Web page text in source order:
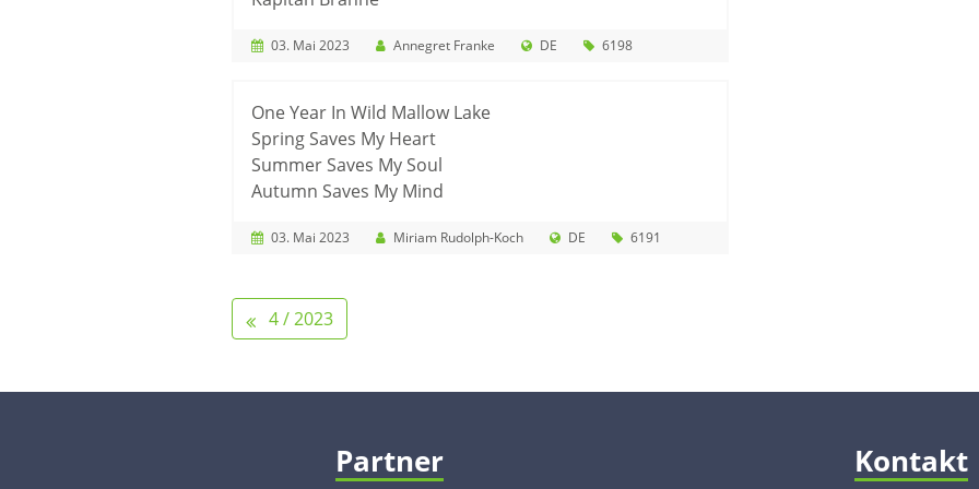
03. Mai 2023 Annegret Franke DE 6198
One Year In Wild Mallow Lake
Spring Saves My Heart
Summer Saves My Soul
Autumn Saves My Mind
03. Mai 2023 Miriam Rudolph-Koch DE 6191
4 / 2023
Partner Kontakt